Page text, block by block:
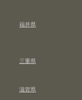
福井県
三重県
滋賀県